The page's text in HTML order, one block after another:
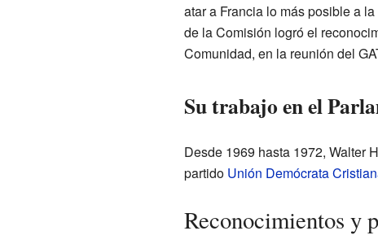
atar a Francia lo más posible a
de la Comisión logró el
Comunidad, en la reunión del
Su trabajo en el
Desde 1969 hasta 1972, Walter
partido Unión Demócrata
Reconocimientos y